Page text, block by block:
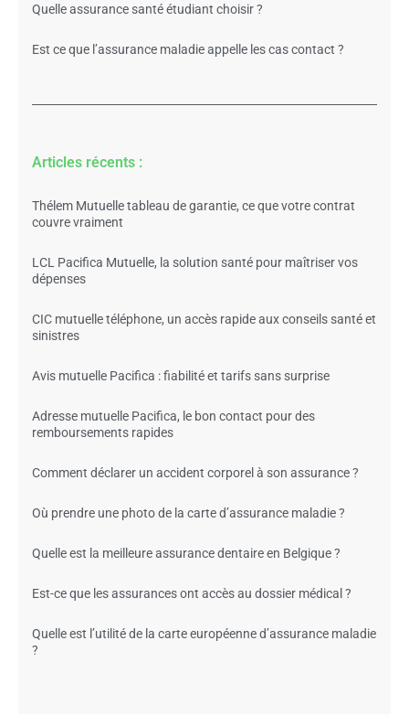
Quelle assurance santé étudiant choisir ?
Est ce que l’assurance maladie appelle les cas contact ?
Articles récents :
Thélem Mutuelle tableau de garantie, ce que votre contrat
couvre vraiment
LCL Pacifica Mutuelle, la solution santé pour maîtriser vos
dépenses
CIC mutuelle téléphone, un accès rapide aux conseils santé et
sinistres
Avis mutuelle Pacifica : fiabilité et tarifs sans surprise
Adresse mutuelle Pacifica, le bon contact pour des
remboursements rapides
Comment déclarer un accident corporel à son assurance ?
Où prendre une photo de la carte d’assurance maladie ?
Quelle est la meilleure assurance dentaire en Belgique ?
Est-ce que les assurances ont accès au dossier médical ?
Quelle est l’utilité de la carte européenne d’assurance maladie
?